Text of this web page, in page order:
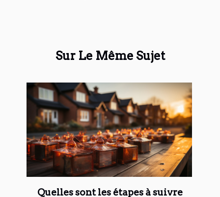
Sur Le Même Sujet
Quelles sont les étapes à suivre